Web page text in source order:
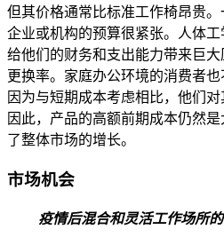
但其价格通常比标准工作椅昂贵
企业或机构的预算很紧张。人体
给他们的财务和支出能力带来巨
更换率。家庭办公环境的消费者也
因为与短期成本考虑相比，他们对
因此，产品的高额前期成本仍然
了整体市场的增长。
市场机会
疫情后混合和灵活工作场所